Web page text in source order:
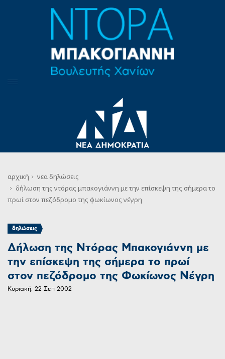
αρχική νεα δηλώσεις
δήλωση της ντόρας μπακογιάννη με την επίσκεψη της σήμερα το
πρωί στον πεζόδρομο της φωκίωνος νέγρη
δηλώσεις
Δήλωση της Ντόρας Μπακογιάννη με
την επίσκεψη της σήμερα το πρωί
στον πεζόδρομο της Φωκίωνος Νέγρη
Κυριακή, 22 Σεπ 2002